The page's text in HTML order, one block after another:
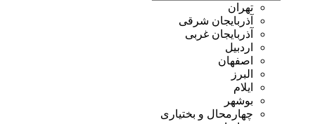
تهران
آذربایجان شرقی
آذربایجان غربی
اردبیل
اصفهان
البرز
ایلام
بوشهر
چهارمحال و بختیاری